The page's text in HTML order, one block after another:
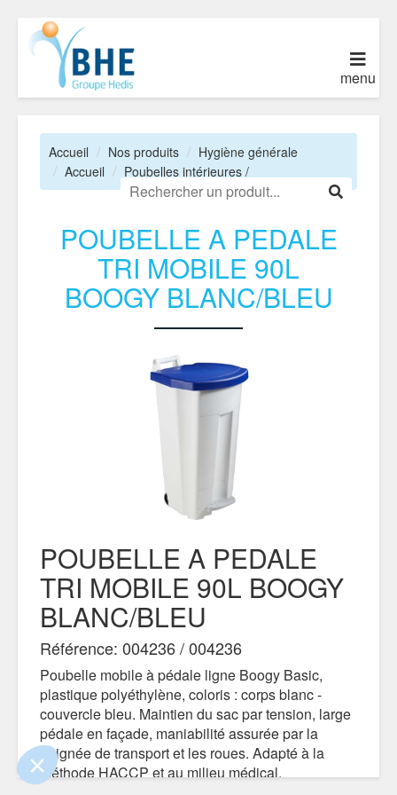
de ce site vous intéresse
par
menu
Accueil Nos produits
Hygiène générale
Accueil
Poubelles intérieures /
POUBELLE A PEDALE
TRI MOBILE 90L
BOOGY BLANC/BLEU
POUBELLE A PEDALE
TRI MOBILE 90L BOOGY
BLANC/BLEU
Référence: 004236 / 004236
Poubelle mobile à pédale ligne Boogy Basic,
plastique polyéthylène, coloris : corps blanc -
couvercle bleu. Maintien du sac par tension, large
pédale en façade, maniabilité assurée par la
poignée de transport et les roues. Adapté à la
méthode HACCP et au milieu médical.